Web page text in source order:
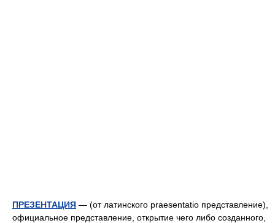
ПРЕЗЕНТАЦИЯ — (от латинского praesentatio представление),
официальное представление, открытие чего либо созданного,